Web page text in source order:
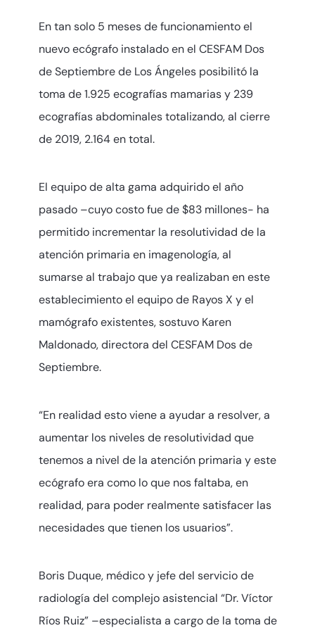
En tan solo 5 meses de funcionamiento el
nuevo ecógrafo instalado en el CESFAM Dos
de Septiembre de Los Ángeles posibilitó la
toma de 1.925 ecografías mamarias y 239
ecografías abdominales totalizando, al cierre
de 2019, 2.164 en total.
El equipo de alta gama adquirido el año
pasado –cuyo costo fue de $83 millones- ha
permitido incrementar la resolutividad de la
atención primaria en imagenología, al
sumarse al trabajo que ya realizaban en este
establecimiento el equipo de Rayos X y el
mamógrafo existentes, sostuvo Karen
Maldonado, directora del CESFAM Dos de
Septiembre.
“En realidad esto viene a ayudar a resolver, a
aumentar los niveles de resolutividad que
tenemos a nivel de la atención primaria y este
ecógrafo era como lo que nos faltaba, en
realidad, para poder realmente satisfacer las
necesidades que tienen los usuarios”.
Boris Duque, médico y jefe del servicio de
radiología del complejo asistencial “Dr. Víctor
Ríos Ruiz” –especialista a cargo de la toma de